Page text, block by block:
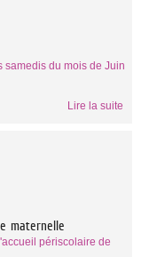
samedis du mois de Juin
Lire la suite
maternelle
périscolaire de